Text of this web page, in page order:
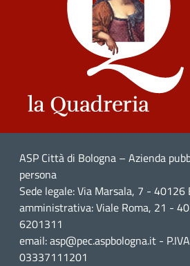
ASP Città di Bologna – Azienda
persona
Sede legale: Via Marsala, 7 - 40126
amministrativa: Viale Roma, 21 -
6201311
email: asp@pec.aspbologna.it - P.IVA
03337111201